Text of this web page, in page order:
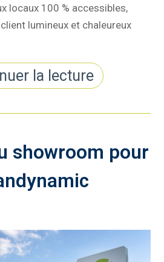
locaux 100 % accessibles,
lumineux et chaleureux
la lecture
showroom pour